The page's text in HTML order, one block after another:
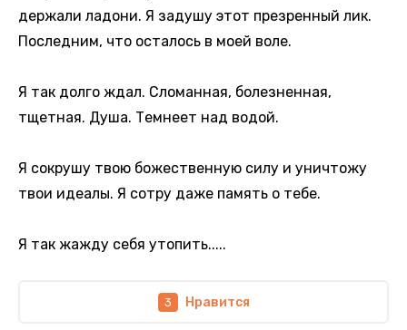
держали ладони. Я задушу этот презренный лик.
Последним, что осталось в моей воле.
Я так долго ждал. Сломанная, болезненная,
тщетная. Душа. Темнеет над водой.
Я сокрушу твою божественную силу и уничтожу
твои идеалы. Я сотру даже память о тебе.
Я так жажду себя утопить.....
3 Нравится